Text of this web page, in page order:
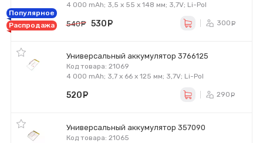
4 000 mAh; 3,5 x 55 x 148 мм; 3,7V; Li-Pol
Популярное
Распродажа
540 руб.
530 300
Универсальный аккумулятор 3766125
Код товара: 21069
4 000 mAh; 3,7 x 66 x 125 мм; 3,7V; Li-Pol
520 290
Универсальный аккумулятор 357090
Код товара: 21065